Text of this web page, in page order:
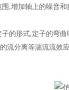
,增加轴上的噪音和
的形式,定子的弯
流分离等湍流流